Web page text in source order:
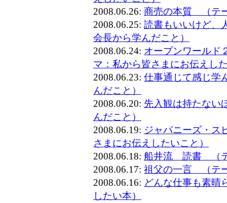
2008.06.26: 商売の本質 （テ
2008.06.25: 読書もいいけど、
会長から学んだこと）
2008.06.24: オープンワール
マ：私から皆さまにお伝えし
2008.06.23: 仕事通じて感じ学
んだこと）
2008.06.20: 先入観は持たな
んだこと）
2008.06.19: ジャパニーズ・
さまにお伝えしたいこと）
2008.06.18: 船井流 読書 （テ
2008.06.17: 祖父の一言 （テ
2008.06.16: どんな仕事も素
したい本）